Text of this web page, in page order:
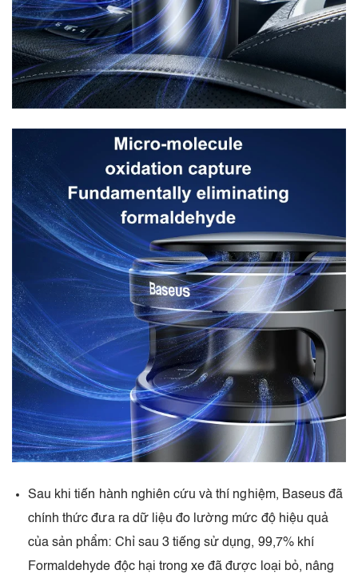
Sau khi tiến hành nghiên cứu và thí nghiệm, Baseus đã
chính thức đưa ra dữ liệu đo lường mức độ hiệu quả
của sản phẩm: Chỉ sau 3 tiếng sử dụng, 99,7% khí
Formaldehyde độc hại trong xe đã được loại bỏ, nâng